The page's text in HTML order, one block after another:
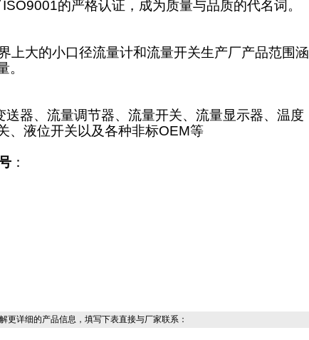
ISO9001的严格认证，成为质量与品质的代名词。
上大的小口径流量计和流量开关生产厂产品范围涵
。
送器、流量调节器、流量开关、流量显示器、温度
、液位开关以及各种非标OEM等
：
更详细的产品信息，填写下表直接与厂家联系：